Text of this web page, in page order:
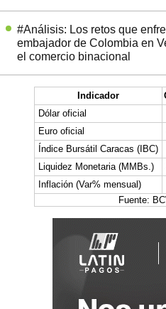
#Análisis: Los retos que
embajador de Colombia en
el comercio binacional
Indicador
Dólar oficial
Euro oficial
Índice Bursátil Caracas (IBC)
Liquidez Monetaria (MMBs.)
Inflación (Var% mensual)
Fuente: